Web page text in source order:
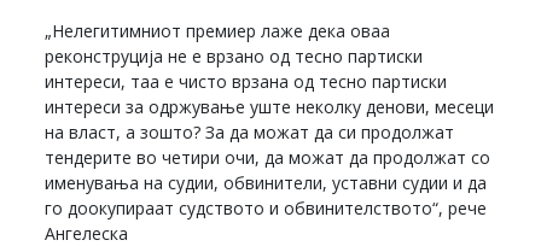
„Нелегитимниот премиер лаже дека оваа
реконструција не е врзано од тесно партиски
интереси, таа е чисто врзана од тесно партиски
интереси за одржување уште неколку денови, месеци
на власт, а зошто? За да можат да си продолжат
тендерите во четири очи, да можат да продолжат со
именувања на судии, обвинители, уставни судии и да
го доокупираат судството и обвинителството“, рече
Ангелеска